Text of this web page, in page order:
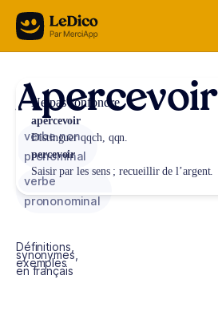
Aller au contenu
Apercevoir
verbe non
pronominal
verbe
prononominal
Définitions,
synonymes,
exemples
en français
Ne pas confondre
apercevoir
Distinguer qqch, qqn.
percevoir
Saisir par les sens ; recueillir de l’argent.